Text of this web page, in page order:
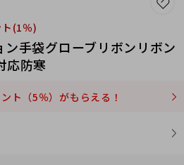
(1％)
ン手袋グローブリボンリボン
応防寒
ト（5％）がもらえる！